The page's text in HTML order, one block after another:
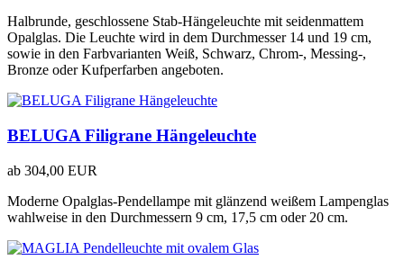
Halbrunde, geschlossene Stab-Hängeleuchte mit seidenmattem
Opalglas. Die Leuchte wird in dem Durchmesser 14 und 19 cm,
sowie in den Farbvarianten Weiß, Schwarz, Chrom-, Messing-,
Bronze oder Kufperfarben angeboten.
BELUGA Filigrane Hängeleuchte
ab 304,00 EUR
Moderne Opalglas-Pendellampe mit glänzend weißem Lampenglas
wahlweise in den Durchmessern 9 cm, 17,5 cm oder 20 cm.